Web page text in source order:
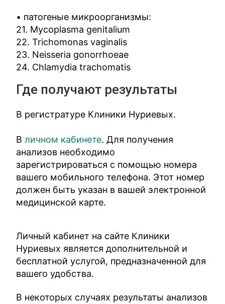
• патогеные микроорганизмы:
21. Mycoplasma genitalium
22. Trichomonas vaginalis
23. Neisseria gonorrhoeae
24. Chlamydia trachomatis
Где получают результаты
В регистратуре Клиники Нуриевых.
Вличном кабинете. Для получения
анализов необходимо
зарегистрироваться с помощью номера
вашего мобильного телефона. Этот номер
должен быть указан в вашей электронной
медицинской карте.
Личный кабинет на сайте Клиники
Нуриевых является дополнительной и
бесплатной услугой, предназначенной для
вашего удобства.
В некоторых случаях результаты анализов